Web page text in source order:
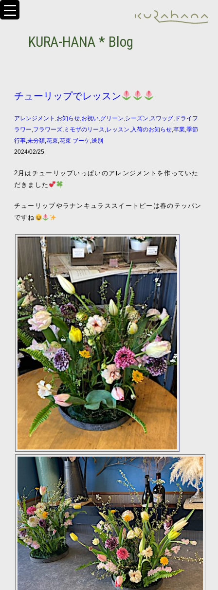
KURA-HANA * Blog
チューリップでレッスン
アレンジメント ,お知らせ,お祝い,グリーン,シーズン,スワッグ,ドライフ
ラワー,フラワーズ,ミモザのリース,レッスン,入荷のお知らせ,卒業,季節
行事,未分類,花束,花束 ブーケ,送別
2024/02/25
2月はチューリップいっぱいのアレンジメントを作っていた
だきました
チューリップやラナンキュラススイートピーは春のテッパン
ですね